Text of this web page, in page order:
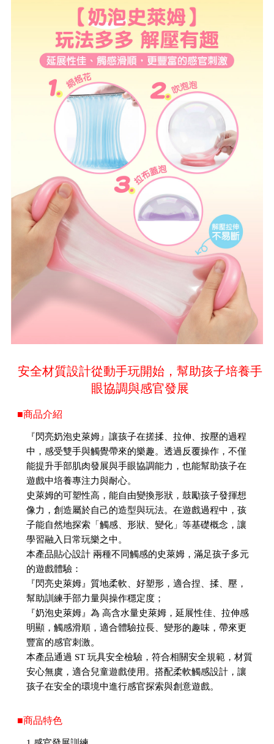
安全材質設計從動手玩開始，幫助孩子培養手
眼協調與感官發展
■商品介紹
『閃亮奶泡史萊姆』讓孩子在搓揉、拉伸、按壓的過程
中，感受雙手與觸覺帶來的樂趣。透過反覆操作，不僅
能提升手部肌肉發展與手眼協調能力，也能幫助孩子在
遊戲中培養專注力與耐心。
史萊姆的可塑性高，能自由變換形狀，鼓勵孩子發揮想
像力，創造屬於自己的造型與玩法。在遊戲過程中，孩
子能自然地探索「觸感、形狀、變化」等基礎概念，讓
學習融入日常玩樂之中。
本產品貼心設計 兩種不同觸感的史萊姆，滿足孩子多元
的遊戲體驗：
『閃亮史萊姆』質地柔軟、好塑形，適合捏、揉、壓，
幫助訓練手部力量與操作穩定度；
『奶泡史萊姆』為 高含水量史萊姆，延展性佳、拉伸感
明顯，觸感滑順，適合體驗拉長、變形的趣味，帶來更
豐富的感官刺激。
本產品通過 ST 玩具安全檢驗，符合相關安全規範，材質
安心無虞，適合兒童遊戲使用。搭配柔軟觸感設計，讓
孩子在安全的環境中進行感官探索與創意遊戲。
■商品特色